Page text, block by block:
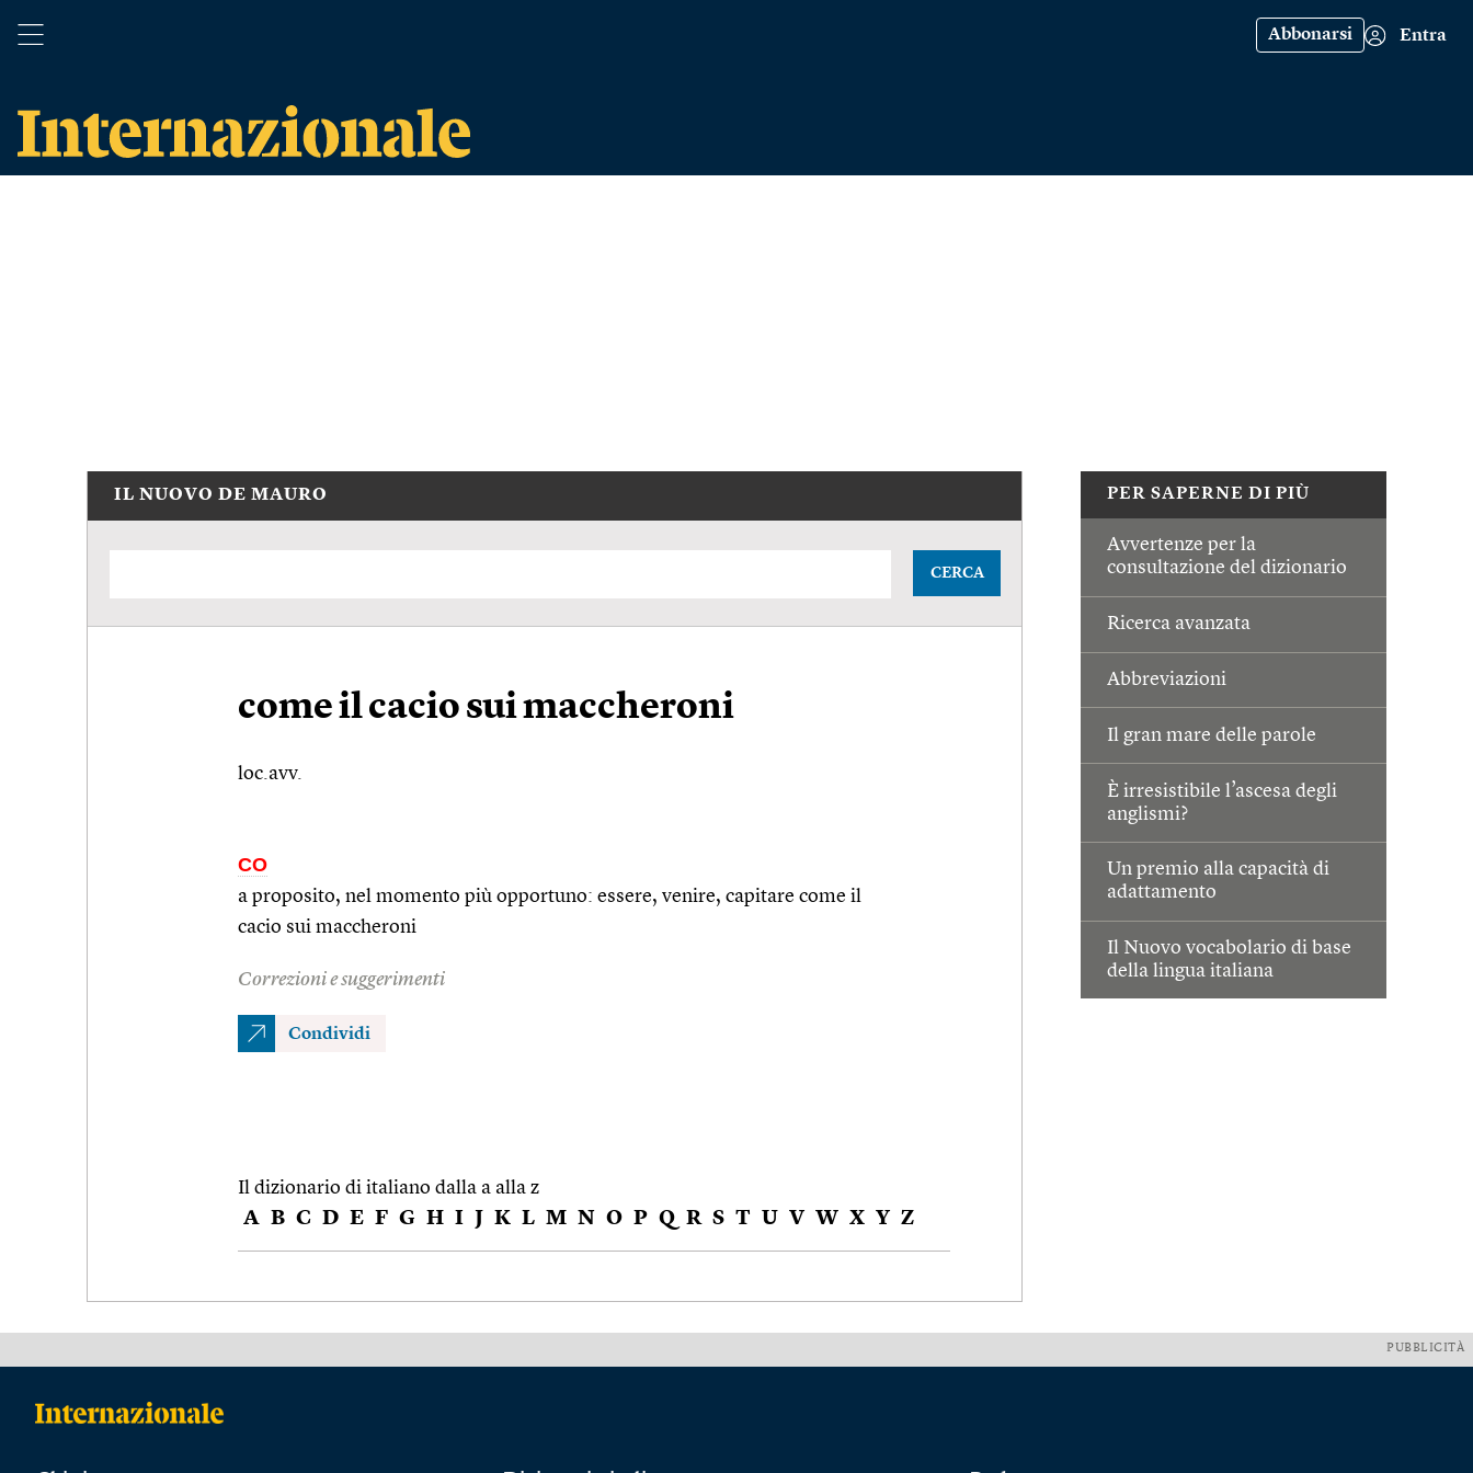
Abbonarsi Entra
PER SAPERNE DI PIÙ
Avvertenze per la
consultazione del dizionario
Ricerca avanzata
Abbreviazioni
Il gran mare delle parole
È irresistibile l’ascesa degli
anglismi?
Un premio alla capacità di
adattamento
Il Nuovo vocabolario di base
della lingua italiana
IL NUOVO DE MAURO
CERCA
come il cacio sui maccheroni
loc.avv.
CO
a proposito, nel momento più opportuno: essere, venire, capitare come il
cacio sui maccheroni
Correzioni e suggerimenti
Condividi
Il dizionario di italiano dalla a alla z
A B C D E F G H I J K L M N O P Q R S T U V W X Y Z
PUBBLICITÀ